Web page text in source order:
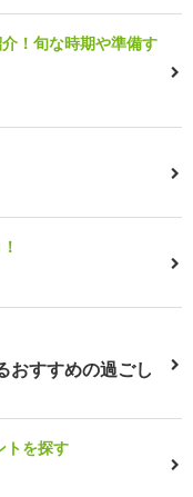
！旬な時期や準備す
おすすめの過ごし
トを探す